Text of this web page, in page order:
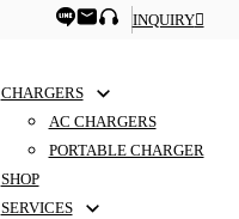
INQUIRY
CHARGERS
AC CHARGERS
PORTABLE CHARGER
SHOP
SERVICES